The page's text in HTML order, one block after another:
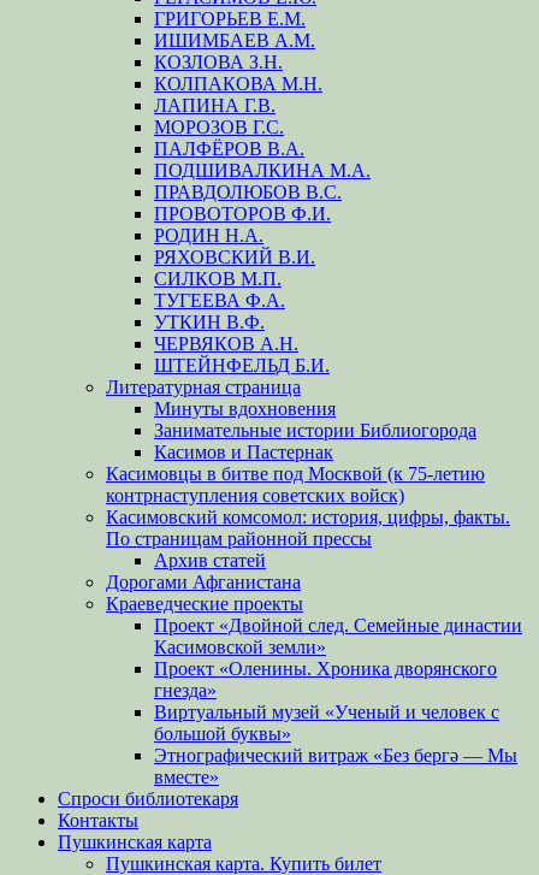
ГРИГОРЬЕВ Е.М.
ИШИМБАЕВ А.М.
КОЗЛОВА З.Н.
КОЛПАКОВА М.Н.
ЛАПИНА Г.В.
МОРОЗОВ Г.С.
ПАЛФЁРОВ В.А.
ПОДШИВАЛКИНА М.А.
ПРАВДОЛЮБОВ В.С.
ПРОВОТОРОВ Ф.И.
РОДИН Н.А.
РЯХОВСКИЙ В.И.
СИЛКОВ М.П.
ТУГЕЕВА Ф.А.
УТКИН В.Ф.
ЧЕРВЯКОВ А.Н.
ШТЕЙНФЕЛЬД Б.И.
Литературная страница
Минуты вдохновения
Занимательные истории Библиогорода
Касимов и Пастернак
Касимовцы в битве под Москвой (к 75-летию
контрнаступления советских войск)
Касимовский комсомол: история, цифры, факты.
По страницам районной прессы
Архив статей
Дорогами Афганистана
Краеведческие проекты
Проект «Двойной след. Семейные династии
Касимовской земли»
Проект «Оленины. Хроника дворянского
гнезда»
Виртуальный музей «Ученый и человек с
большой буквы»
Этнографический витраж «Без бергə — Мы
вместе»
Спроси библиотекаря
Контакты
Пушкинская карта
Пушкинская карта. Купить билет